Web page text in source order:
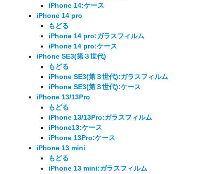
iPhone 14:ケース
iPhone 14 pro
もどる
iPhone 14 pro:ガラスフィルム
iPhone 14 pro:ケース
iPhone SE3(第３世代)
もどる
iPhone SE3(第３世代):ガラスフィルム
iPhone SE3(第３世代):ケース
iPhone 13/13Pro
もどる
iPhone 13/13Pro:ガラスフィルム
iPhone13:ケース
iPhone 13Pro:ケース
iPhone 13 mini
もどる
iPhone 13 mini:ガラスフィルム